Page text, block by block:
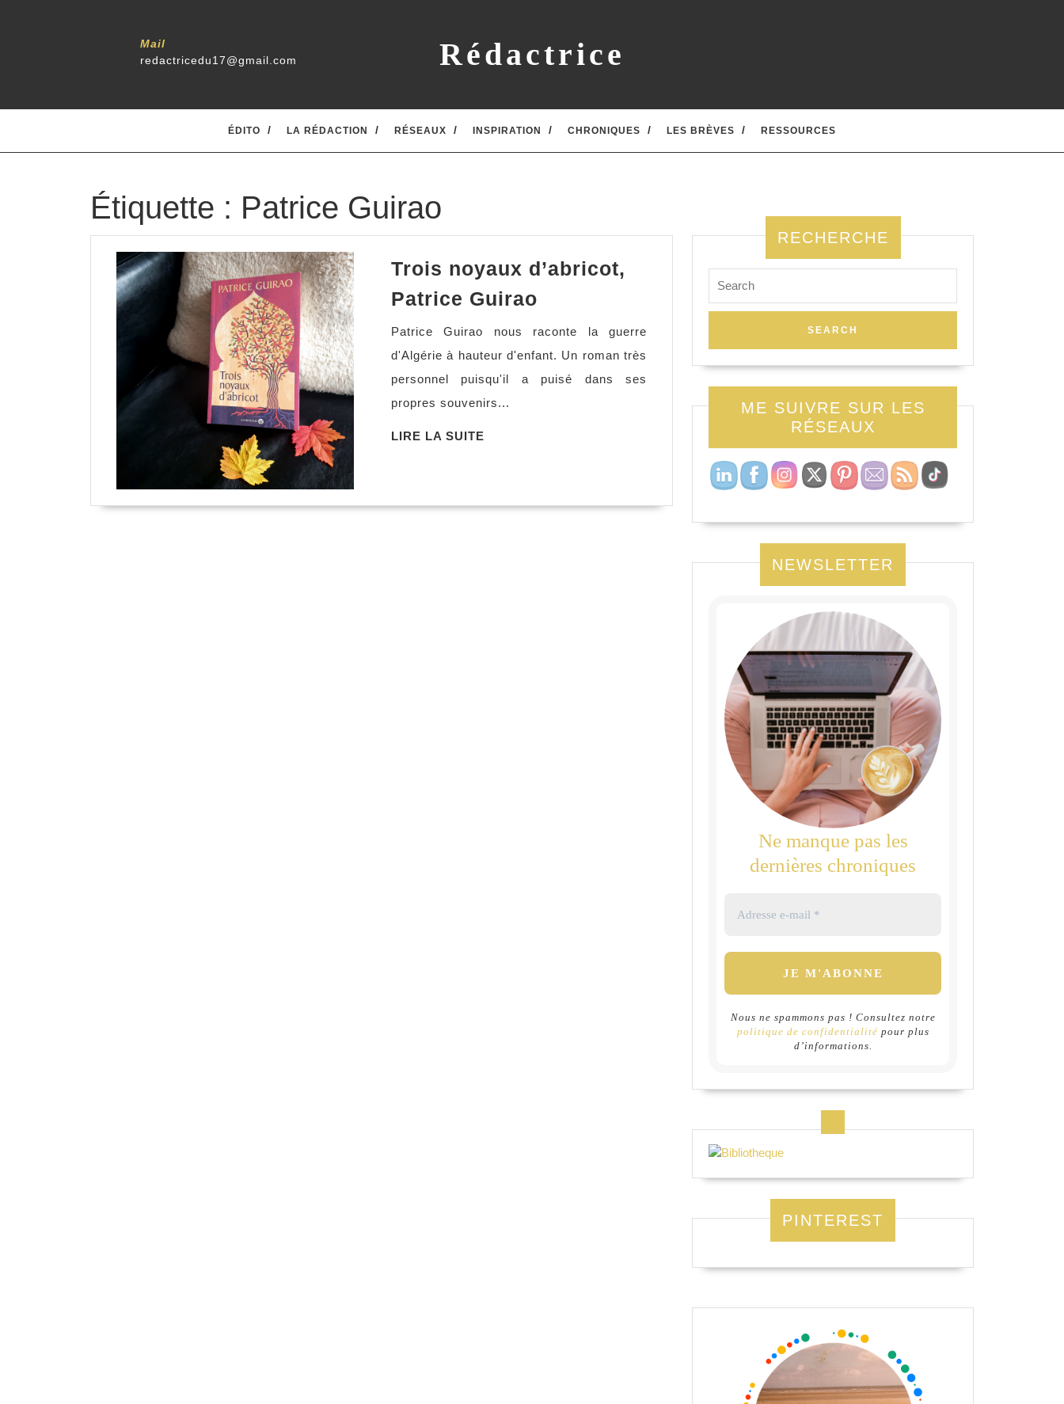
Mail
redactricedu17@gmail.com
Rédactrice
ÉDITO LA RÉDACTION RÉSEAUX INSPIRATION CHRONIQUES LES BRÈVES RESSOURCES
Étiquette : Patrice Guirao
Trois noyaux d’abricot,
Patrice Guirao
d’abricot,
Patrice
Guirao
Patrice Guirao nous raconte la guerre
d'Algérie à hauteur d'enfant. Un roman très
personnel puisqu'il a puisé dans ses
propres souvenirs...
LIRE LA SUITE
RECHERCHE
for:
ME SUIVRE SUR LES
RÉSEAUX
NEWSLETTER
Ne manque pas les
dernières chroniques
Nous ne spammons pas ! Consultez notre
politique de confidentialité pour plus
d’informations.
PINTEREST